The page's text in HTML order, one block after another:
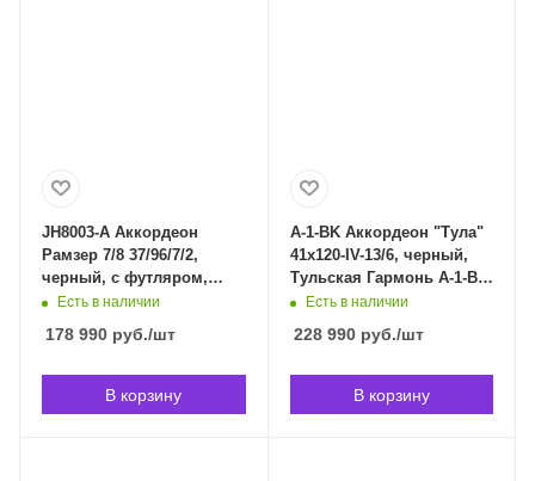
JH8003-A Аккордеон
Рамзер 7/8 37/96/7/2,
черный, с футляром,
Aurus JH8003-A в
Есть в наличии
178 990 руб./шт
В корзину
A-1-BK Аккордеон "Тула"
41х120-IV-13/6, черный,
Тульская Гармонь A-1-BK
в Владивостоке
Есть в наличии
228 990руб./шт
В корзину